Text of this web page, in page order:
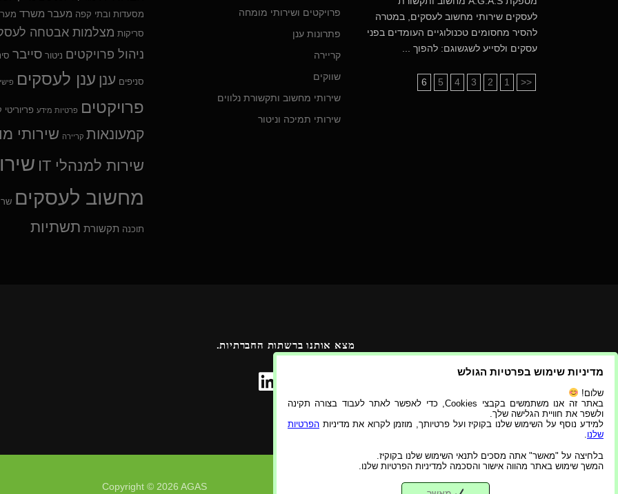
לעסקים שירותי מחשוב לעסקים, במטרה
להסיר מחסומים טכנולוגיים העומדים בפני
עסקים ולסייע לשגשוגם: להפוך ...
<<
1
2
3
4
5
6
פרויקטים ושירותי מומחה
פתרונות ענן
קריירה
שווקים
שירותי מחשוב ותקשורת נלווים
שירותי תמיכה וניטור
מסעדות ובתי קפה מעבר משרד
סריקות מצלמות אבטחה
ניהול פרויקטים ניטור סייבר
סניפים ענן ענן לעסקים
פרויקטים פרטיות מידע פריוריטי
קמעונאות קריירה שירותי
שירות למנהלי IT
מחשוב לעסקים
תוכנה תקשורת תשתיות
מצא אותנו ברשתות החברתיות.
Copyright © 2026 AGAS
מדיניות שימוש בפרטיות הגולש
שלום!
באתר זה אנו משתמשים בקבצי Cookies, כדי לאפשר לאתר לעבוד בצורה תקינה
ולשפר את חוויית הגלישה שלך.
למידע נוסף על השימוש שלנו בקוקיז ועל פרטיותך, מוזמן לקרוא את מדיניות הפרטיות
שלנו.
בלחיצה על "מאשר" אתה מסכים לתנאי השימוש שלנו בקוקיז.
המשך שימוש באתר מהווה אישור והסכמה למדיניות הפרטיות שלנו.